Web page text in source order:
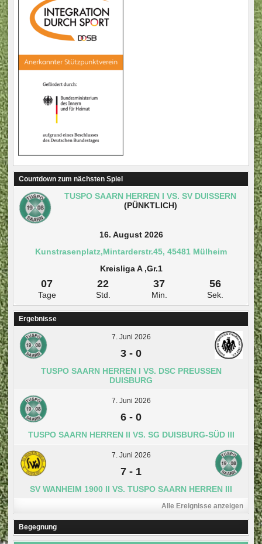
Countdown zum nächsten Spiel
TUSPO SAARN HERREN I VS. SV DUISSERN
(PÜNKTLICH)
16. August 2026
Kunstrasenplatz,Mintarderstr.45, 45481 Mülheim
Kreisliga A ,Gr.1
07
Tage
22
Std.
37
Min.
55
Sek.
Ergebnisse
7. Juni 2026
3 - 0
TUSPO SAARN HERREN I VS. DSC PREUSSEN D
UISBURG
7. Juni 2026
6 - 0
TUSPO SAARN HERREN II VS. SG DUISBURG-SÜD III
7. Juni 2026
7 - 1
SV WANHEIM 1900 II VS. TUSPO SAARN HERREN III
Alle Ereignisse anzeigen
Begegnung